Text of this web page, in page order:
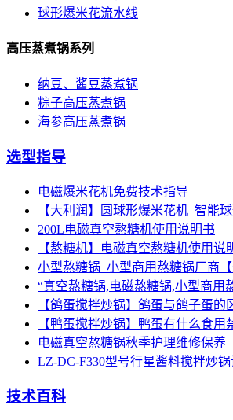
球形爆米花流水线
高压蒸煮锅系列
纳豆、酱豆蒸煮锅
粽子高压蒸煮锅
海参高压蒸煮锅
选型指导
电磁爆米花机免费技术指导
【大利润】圆球形爆米花机_智能
200L电磁真空熬糖机使用说明书
【熬糖机】电磁真空熬糖机使用说
小型熬糖锅_小型商用熬糖锅厂商【
“真空熬糖锅,电磁熬糖锅,小型商用
【鸽蛋搅拌炒锅】鸽蛋与鸽子蛋的
【鸭蛋搅拌炒锅】鸭蛋有什么食用
电磁真空熬糖锅秋季护理维修保养
LZ-DC-F330型号行星酱料搅拌炒
技术百科